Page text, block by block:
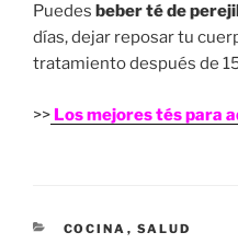
Puedes beber té de
días, dejar reposar tu
tratamiento después de
>> Los mejores tés para
CATEGORÍAS
COCINA , SALUD